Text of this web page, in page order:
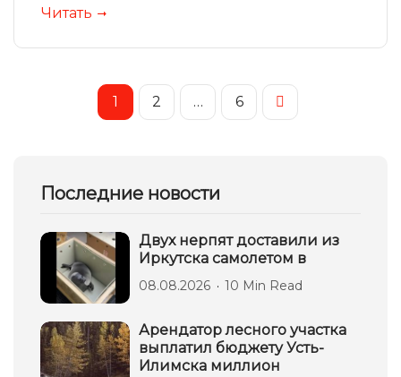
Читать
1 2 … 6
Последние новости
Двух нерпят доставили из
Иркутска самолетом в
08.08.2026 10 Min Read
Арендатор лесного участка
выплатил бюджету Усть-
Илимска миллион